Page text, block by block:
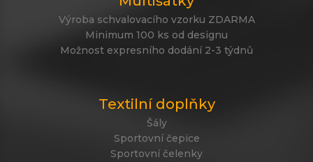
Výroba schvalovacího vzorku ZDARMA
Minimum 100 ks od designu
Možnost expresního dodání 2-3 týdnů
Textilní doplňky
Šály
Sportovní čepice
Sportovní čelenky